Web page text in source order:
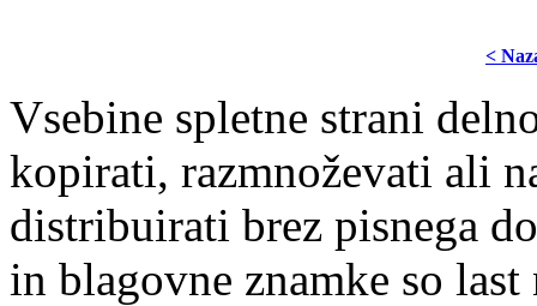
<
Vsebine spletne strani
kopirati, razmnoževati ali
distribuirati brez pisnega
in blagovne znamke so